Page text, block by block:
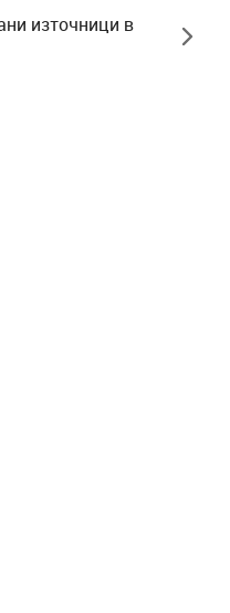
източници в